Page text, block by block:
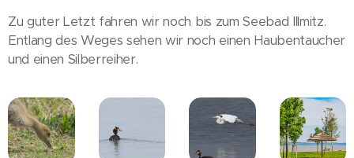
Zu guter Letzt fahren wir noch bis zum Seebad Illmitz.
Entlang des Weges sehen wir noch einen Haubentaucher
und einen Silberreiher.